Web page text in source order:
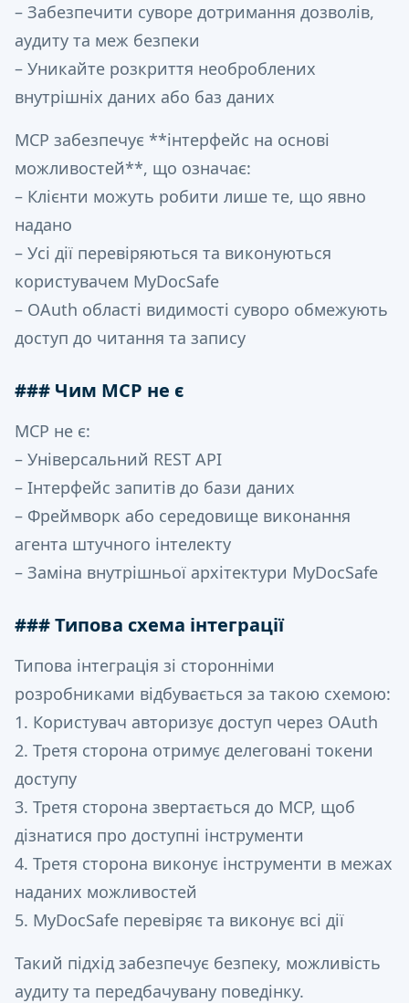
– Забезпечити суворе дотримання дозволів,
аудиту та меж безпеки
– Уникайте розкриття необроблених
внутрішніх даних або баз даних
MCP забезпечує **інтерфейс на основі
можливостей**, що означає:
– Клієнти можуть робити лише те, що явно
надано
– Усі дії перевіряються та виконуються
користувачем MyDocSafe
– OAuth області видимості суворо обмежують
доступ до читання та запису
### Чим MCP не є
MCP не є:
– Універсальний REST API
– Інтерфейс запитів до бази даних
– Фреймворк або середовище виконання
агента штучного інтелекту
– Заміна внутрішньої архітектури MyDocSafe
### Типова схема інтеграції
Типова інтеграція зі сторонніми
розробниками відбувається за такою схемою:
1. Користувач авторизує доступ через OAuth
2. Третя сторона отримує делеговані токени
доступу
3. Третя сторона звертається до MCP, щоб
дізнатися про доступні інструменти
4. Третя сторона виконує інструменти в межах
наданих можливостей
5. MyDocSafe перевіряє та виконує всі дії
Такий підхід забезпечує безпеку, можливість
аудиту та передбачувану поведінку.